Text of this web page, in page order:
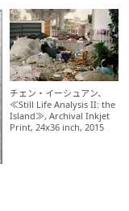
チェン・イーシュアン、
≪Still Life Analysis II: the
Island≫, Archival Inkjet
Print, 24x36 inch, 2015